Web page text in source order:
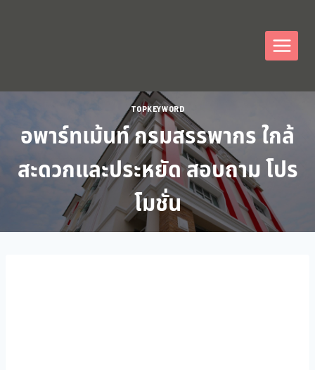
TOPKEYWORD
อพาร์ทเม้นท์ กรมสรรพากร ใกล้
สะดวกและประหยัด สอบถาม โปร
โมชั่น